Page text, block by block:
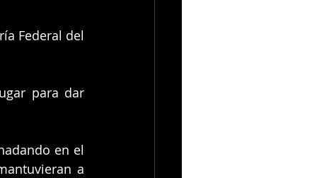
Federal del
para dar
en el
a